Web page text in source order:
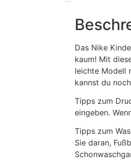
Das Nike
kaum! Mit
leichte Modell
kannst du
Tipps zum
eingeben.
Tipps zum
Sie daran,